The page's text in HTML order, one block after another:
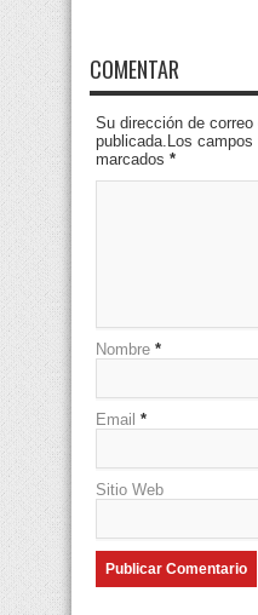
COMENTAR
Su dirección de
publicada.Los
marcados *
Nombre *
Email *
Sitio Web